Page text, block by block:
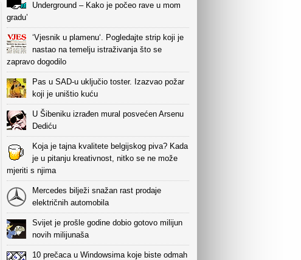
Underground – Kako je počeo rave u mom
gradu’
‘Vjesnik u plamenu‘. Pogledajte strip koji je
nastao na temelju istraživanja što se
zapravo dogodilo
Pas u SAD-u uključio toster. Izazvao požar
koji je uništio kuću
U Šibeniku izrađen mural posvećen Arsenu
Dediću
Koja je tajna kvalitete belgijskog piva? Kada
je u pitanju kreativnost, nitko se ne može
mjeriti s njima
Mercedes bilježi snažan rast prodaje
električnih automobila
Svijet je prošle godine dobio gotovo milijun
novih milijunaša
10 prečaca u Windowsima koje biste odmah